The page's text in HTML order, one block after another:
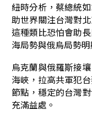
紐時分析，蔡總統
助世界關注台灣對
這種類比恐怕會助
海局勢與俄烏局勢明
烏克蘭與俄羅斯接
海峽，拉高共軍犯
節點，穩定的台灣
充滿益處。